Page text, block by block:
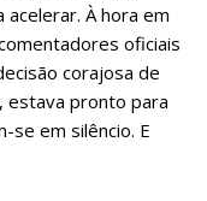
acelerar. À hora em
oficiais
corajosa de
estava pronto para
se em silêncio. E